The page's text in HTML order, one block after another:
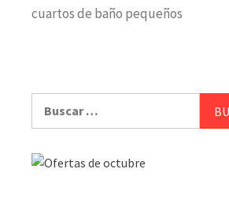
cuartos de baño pequeños